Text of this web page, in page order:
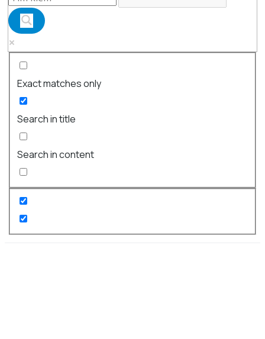
Exact matches only
Search in title
Search in content